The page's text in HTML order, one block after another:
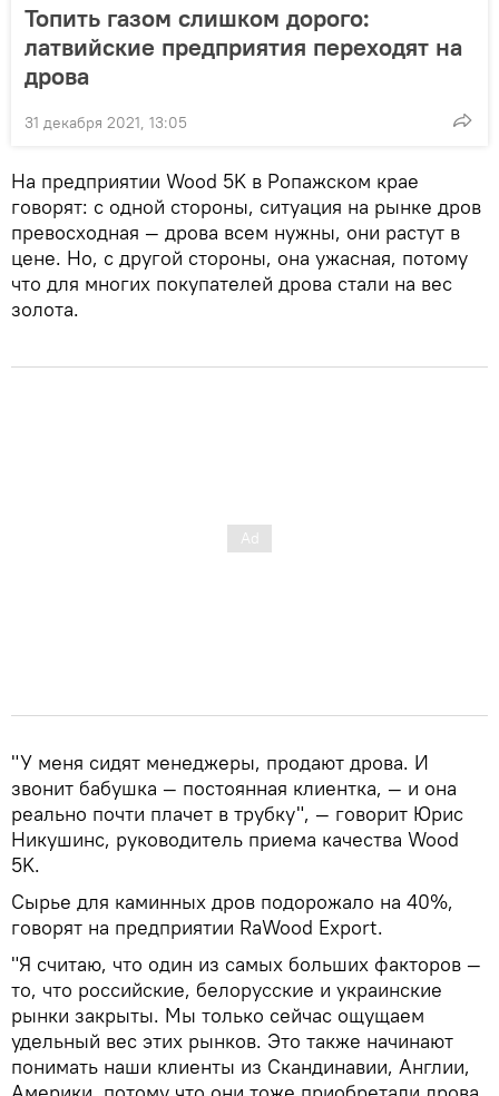
Топить газом слишком дорого:
латвийские предприятия переходят на
дрова
31 декабря 2021, 13:05
На предприятии Wood 5K в Ропажском крае
говорят: с одной стороны, ситуация на рынке дров
превосходная — дрова всем нужны, они растут в
цене. Но, с другой стороны, она ужасная, потому
что для многих покупателей дрова стали на вес
золота.
"У меня сидят менеджеры, продают дрова. И
звонит бабушка — постоянная клиентка, — и она
реально почти плачет в трубку", — говорит Юрис
Никушинс, руководитель приема качества Wood
5K.
Сырье для каминных дров подорожало на 40%,
говорят на предприятии RaWood Export.
"Я считаю, что один из самых больших факторов —
то, что российские, белорусские и украинские
рынки закрыты. Мы только сейчас ощущаем
удельный вес этих рынков. Это также начинают
понимать наши клиенты из Скандинавии, Англии,